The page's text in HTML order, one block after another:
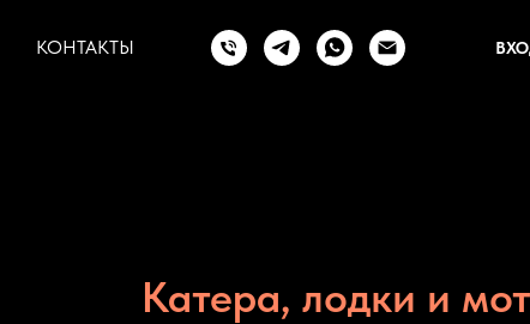
КОНТАКТЫ
Катера, лодки и